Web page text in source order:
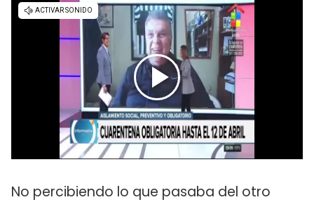
No percibiendo lo que pasaba del otro